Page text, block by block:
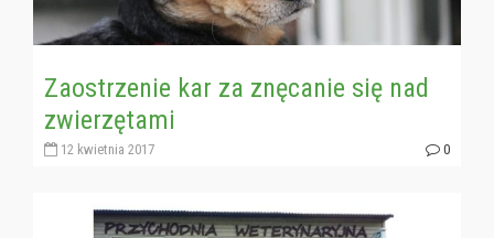
Zaostrzenie kar za znęcanie się nad
zwierzętami
12 kwietnia 2017 0